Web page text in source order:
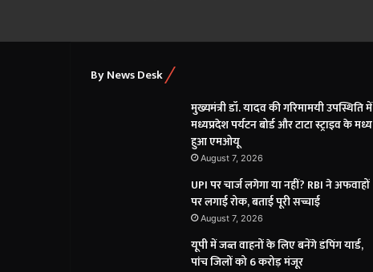
By News Desk
मुख्यमंत्री डॉ. यादव की गरिमामयी उपस्थिति में
मध्यप्रदेश पर्यटन बोर्ड और टाटा स्ट्राइव के मध्य
हुआ एमओयू
August 7, 2026
UPI पर चार्ज लगेगा या नहीं? RBI ने अफवाहों
पर लगाई रोक, बताई पूरी सच्चाई
August 7, 2026
यूपी में जब्त वाहनों के लिए बनेंगे डंपिंग यार्ड,
पांच जिलों को 6 करोड़ मंजूर